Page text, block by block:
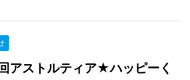
アストルティア★ハッピーく